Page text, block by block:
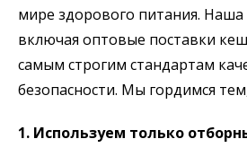
мире здорового питания. Наша
включая оптовые поставки
самым строгим стандартам
безопасности. Мы гордимся
1. Используем только